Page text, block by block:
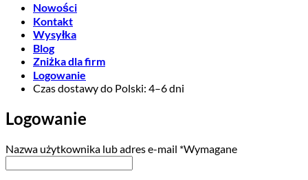
Nowości
Kontakt
Wysyłka
Blog
Zniżka dla firm
Logowanie
Czas dostawy do Polski: 4–6 dni
Logowanie
Nazwa użytkownika lub adres e-mail *Wymagane